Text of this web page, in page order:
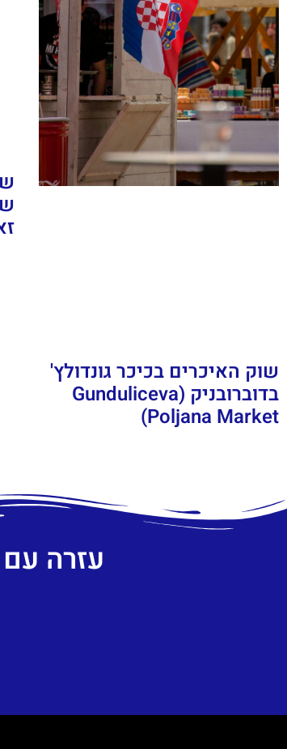
שוק האיכרים בכיכר גונדולץ'
בדוברובניק (Gunduliceva
Poljana Market)
עזרה